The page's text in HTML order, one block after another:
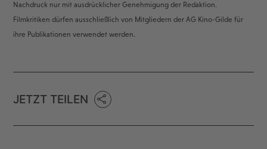
Nachdruck nur mit ausdrücklicher Genehmigung der Redaktion.
Filmkritiken dürfen ausschließlich von Mitgliedern der AG Kino-Gilde für
ihre Publikationen verwendet werden.
JETZT TEILEN